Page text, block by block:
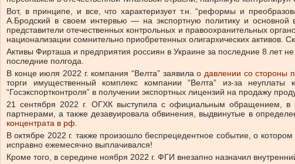
Вот, в принципе, и все, что характеризует т.н. “реформы и
А.Бродский в своем интервью — на экспортную политику и основной
представители отечественных контрольных и правоохранительных
национализации сомнительно приобретенных олигархических активов.
Активы Фирташа и предприятия россиян в Украине за последние 8 лет
последние полгода.
В конце июля 2022 г. компания “Велта” заявилао давлении со стороны
торги имущественный комплекс компании “Велта” из-за неуплаты
“Госэкспортконтроля” в получении экспортных лицензий на продажу
21 сентября 2022 г. ОГХК выступила с официальным обращением, в
партнерами, а также дезавуировала обвинения, выдвинутые в
концентрата в рф
В октябре 2022 г. также произошло беспрецедентное событие, о
исправно ежемесячно выплачивался!
Кроме того, в середине ноября 2022 г. ФГИ внезапно назначил